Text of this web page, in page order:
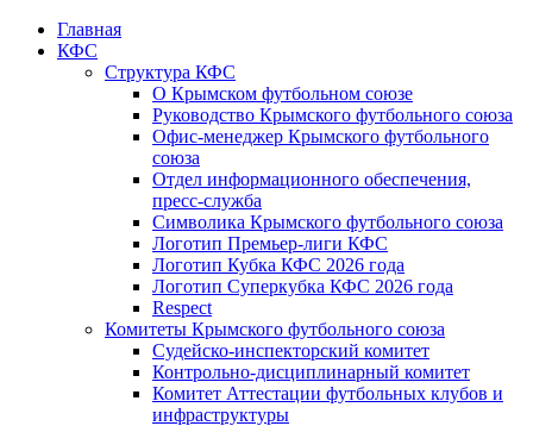
Главная
КФС
Структура КФС
О Крымском футбольном союзе
Руководство Крымского футбольного союза
Офис-менеджер Крымского футбольного
союза
Отдел информационного обеспечения,
пресс-служба
Символика Крымского футбольного союза
Логотип Премьер-лиги КФС
Логотип Кубка КФС 2026 года
Логотип Суперкубка КФС 2026 года
Respect
Комитеты Крымского футбольного союза
Судейско-инспекторский комитет
Контрольно-дисциплинарный комитет
Комитет Аттестации футбольных клубов и
инфраструктуры